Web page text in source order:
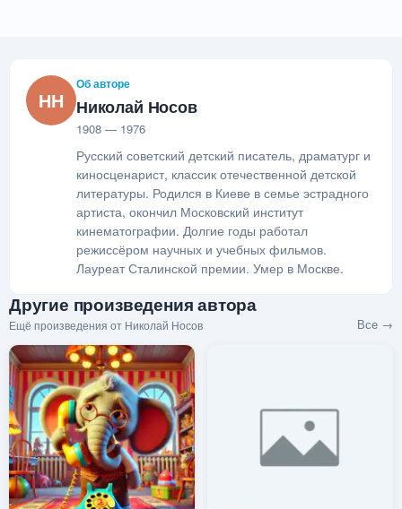
НН
Об авторе
Николай Носов
1908 — 1976
Русский советский детский писатель, драматург и
киносценарист, классик отечественной детской
литературы. Родился в Киеве в семье эстрадного
артиста, окончил Московский институт
кинематографии. Долгие годы работал
режиссёром научных и учебных фильмов.
Лауреат Сталинской премии. Умер в Москве.
Другие произведения автора
Ещё произведения от Николай Носов Все →